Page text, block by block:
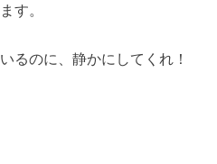
す。
るのに、静かにしてくれ！